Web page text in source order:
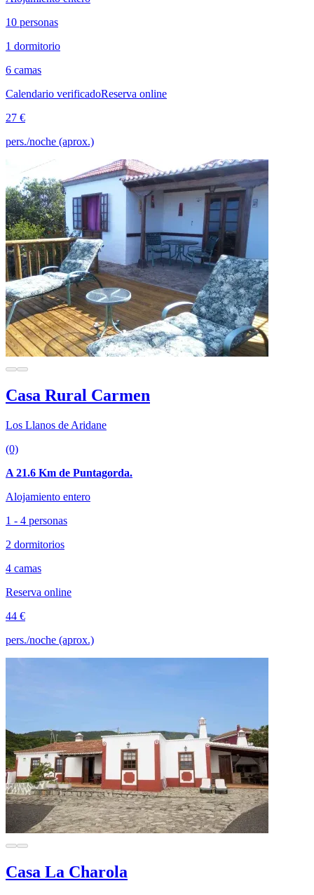
10 personas
1 dormitorio
6 camas
Calendario verificadoReserva online
27 €
pers./noche (aprox.)
Casa Rural Carmen
Los Llanos de Aridane
(0)
A 21.6 Km de Puntagorda.
Alojamiento entero
1 - 4 personas
2 dormitorios
4 camas
Reserva online
44 €
pers./noche (aprox.)
Casa La Charola